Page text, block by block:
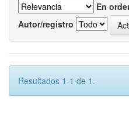
En
Autor/registro
Resultados 1-1 de 1.